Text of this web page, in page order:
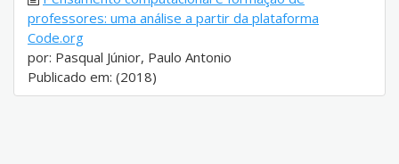
professores: uma análise a partir da plataforma
Code.org
por: Pasqual Júnior, Paulo Antonio
Publicado em: (2018)